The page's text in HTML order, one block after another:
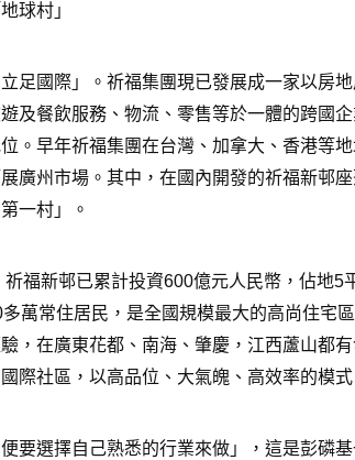
球村」
立足國際」。祈福集團現已發展成一家以房
及餐飲服務、物流、零售等於一體的跨國
。早年祈福集團在台灣、加拿大、香港等
廣州市場。其中，在國內開發的祈福新邨
一村」。
祈福新邨已累計投資600億元人民幣，佔地5
多萬常住居民，是全國規模最大的高尚住宅
，在廣東花都、南海、肇慶，江西蘆山都
際社區，以高品位、大氣魄、高效率的模
便要選擇自己熟悉的行業來做」，這是彭磷